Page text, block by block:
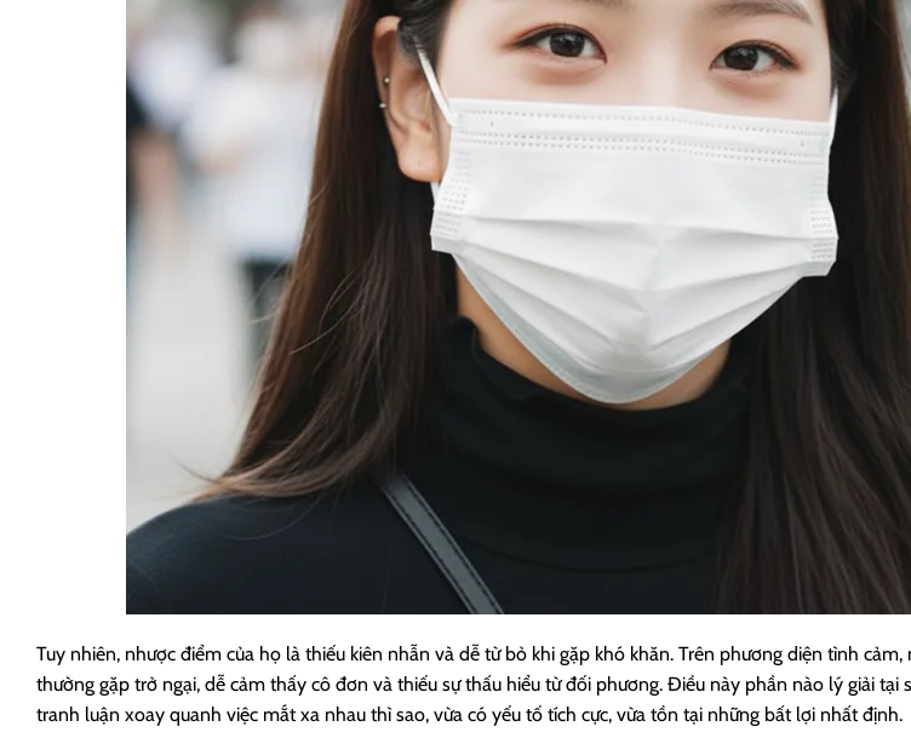
Tuy nhiên, nhược điểm của họ là thiếu kiên nhẫn và dễ từ bỏ khi gặp khó khăn. Trên phương diện tình
thường gặp trở ngại, dễ cảm thấy cô đơn và thiếu sự thấu hiểu từ đối phương. Điều này phần nào lý giải tại
tranh luận xoay quanh việc mắt xa nhau thì sao, vừa có yếu tố tích cực, vừa tồn tại những bất lợi nhất định.